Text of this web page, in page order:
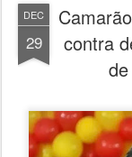
DEC
29
contra